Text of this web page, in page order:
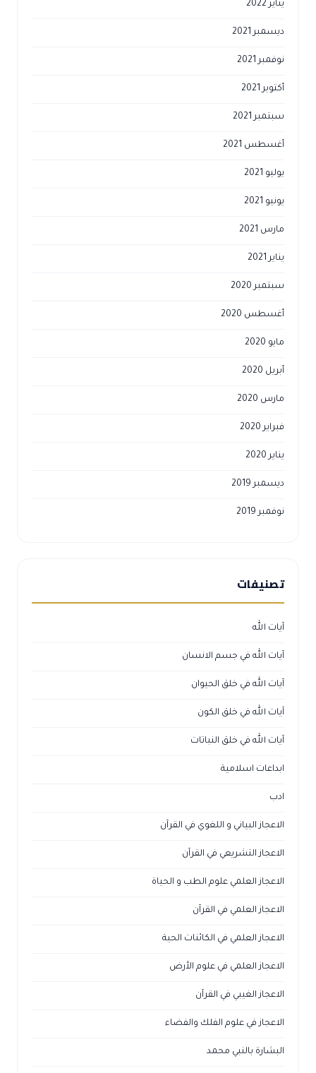
يناير 2022
ديسمبر 2021
نوفمبر 2021
أكتوبر 2021
سبتمبر 2021
أغسطس 2021
يوليو 2021
يونيو 2021
مارس 2021
يناير 2021
سبتمبر 2020
أغسطس 2020
مايو 2020
أبريل 2020
مارس 2020
فبراير 2020
يناير 2020
ديسمبر 2019
نوفمبر 2019
تصنيفات
آيات الله
آيات الله في جسم الانسان
آيات الله في خلق الحيوان
آيات الله في خلق الكون
آيات الله في خلق النباتات
ابداعات اسلامية
ادب
الاعجاز البياني و اللغوي في القرآن
الاعجاز التشريعي في القرآن
الاعجاز العلمي علوم الطب و الحياة
الاعجاز العلمي في القرآن
الاعجاز العلمي في الكائنات الحية
الاعجاز العلمي في علوم الأرض
الاعجاز الغيبي في القرآن
الاعجاز في علوم الفلك والفضاء
البشارة بالنبي محمد